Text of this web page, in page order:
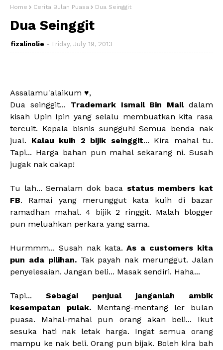
Home Cerita Bulan Puasa Dua Seinggit
Dua Seinggit
fizalinolie Friday, July 19, 2013
Assalamu'alaikum ♥,
Dua seinggit... Trademark Ismail Bin Maildalam
kisah Upin Ipin yang selalu membuatkan kita rasa
tercuit. Kepala bisnis sungguh! Semua benda nak
jual. Kalau kuih 2 bijik seinggit... Kira mahal tu.
Tapi... Harga bahan pun mahal sekarang ni. Susah
jugak nak cakap!
Tu lah... Semalam dok baca status members kat
FB. Ramai yang merunggut kata kuih di bazar
ramadhan mahal. 4 bijik 2 ringgit. Malah blogger
pun meluahkan perkara yang sama.
Hurmmm... Susah nak kata.As a customers kita
pun ada pilihan.Tak payah nak merunggut. Jalan
penyelesaian. Jangan beli... Masak sendiri. Haha...
Tapi... Sebagai penjual janganlah ambik
kesempatan pulak. Mentang-mentang ler bulan
puasa. Mahal-mahal pun orang akan beli... Ikut
sesuka hati nak letak harga. Ingat semua orang
mampu ke nak beli. Orang pun bijak. Boleh kira bah